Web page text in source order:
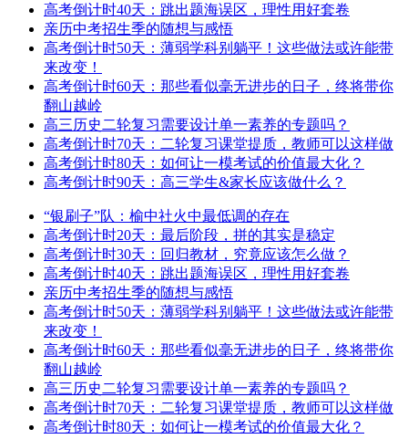
高考倒计时40天：跳出题海误区，理性用好套卷
亲历中考招生季的随想与感悟
高考倒计时50天：薄弱学科别躺平！这些做法或许能带
来改变！
高考倒计时60天：那些看似毫无进步的日子，终将带你
翻山越岭
高三历史二轮复习需要设计单一素养的专题吗？
高考倒计时70天：二轮复习课堂提质，教师可以这样做
高考倒计时80天：如何让一模考试的价值最大化？
高考倒计时90天：高三学生&家长应该做什么？
“银刷子”队：榆中社火中最低调的存在
高考倒计时20天：最后阶段，拼的其实是稳定
高考倒计时30天：回归教材，究竟应该怎么做？
高考倒计时40天：跳出题海误区，理性用好套卷
亲历中考招生季的随想与感悟
高考倒计时50天：薄弱学科别躺平！这些做法或许能带
来改变！
高考倒计时60天：那些看似毫无进步的日子，终将带你
翻山越岭
高三历史二轮复习需要设计单一素养的专题吗？
高考倒计时70天：二轮复习课堂提质，教师可以这样做
高考倒计时80天：如何让一模考试的价值最大化？